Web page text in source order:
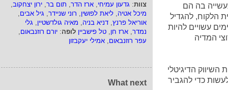
צוות: גדעון עמיחי, ארז הדר, תום בר, ירון יצחקוב,
מיכל אטיה, ליאת לפושין, רוני שניידר, גיל אבים,
אוריאל פרנץ, דניא בניה, מאיה גולדשטיין, גלי
נמדר, ארז חן, טל פישביין לופה: יורם רוזנבאום,
עפר רוזנבאום, אמילי יעקבזון
What next
בה הם
הלקוח, להגדיל
עשויים להיות
המדיה
השיווק הדיגיטלי
כדי להגביר